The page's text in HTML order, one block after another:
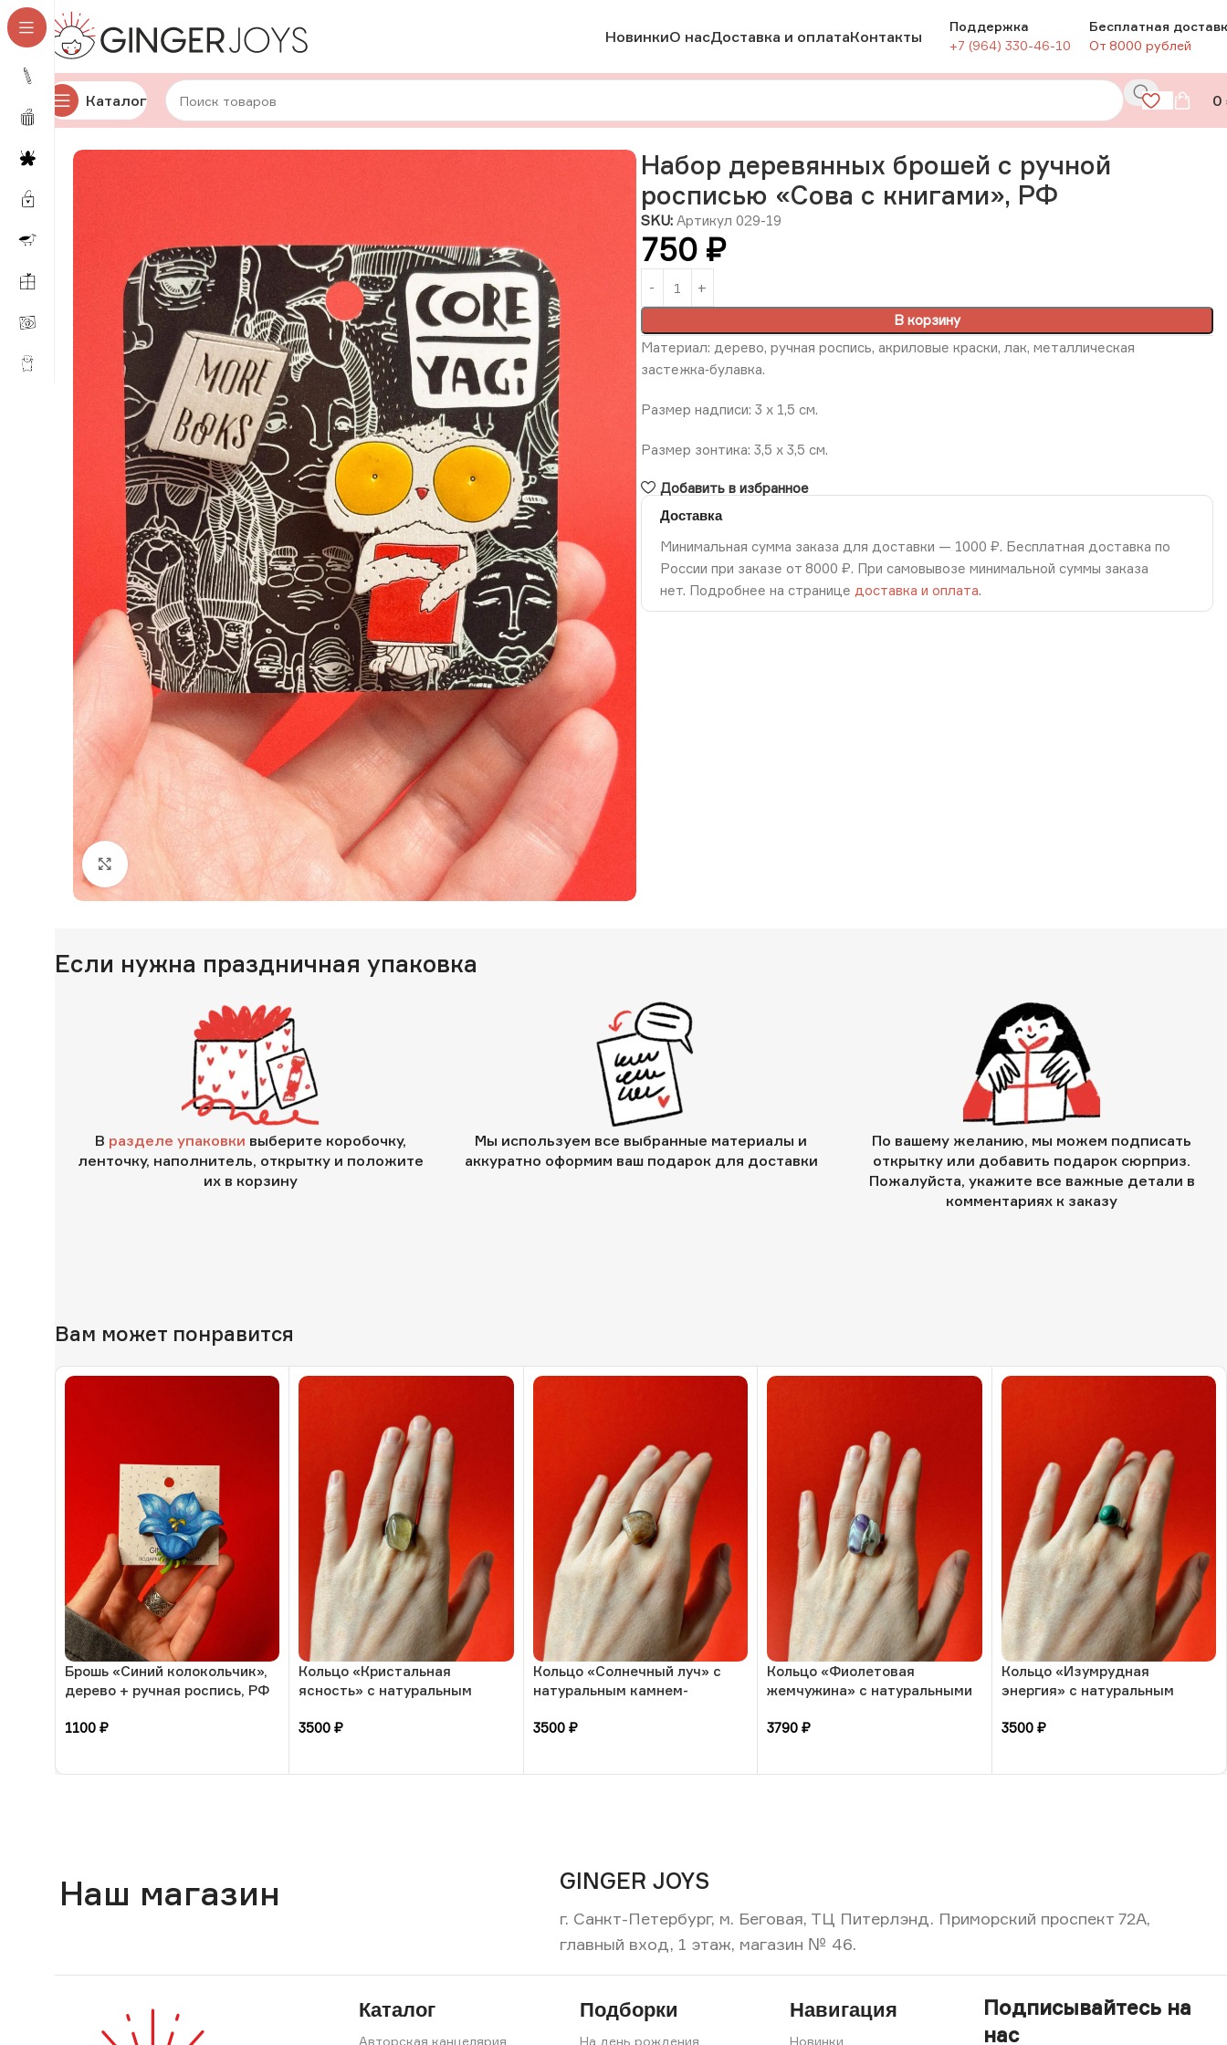
НовинкиО насДоставка и оплатаКонтакты
Поддержка
+7 (964) 330-46-10
Бесплатная
От 8000 рублей
Каталог 0
Главная Украшения Брошки и значки Деревянные брошки Набор деревянных брошей с ручной росписью «Сова с книгами», РФ
Нажмите, чтобы увеличить изображение
Набор деревянных брошей с ручной
росписью «Сова с книгами», РФ
SKU: Артикул 029-19
750 ₽
В корзину
Материал: дерево, ручная роспись, акриловые краски, лак, металлическая
застежка‑булавка.
Размер надписи: 3 х 1,5 см.
Размер зонтика: 3,5 х 3,5 см.
Добавить в избранное
Доставка
Минимальная сумма заказа для доставки — 1000 ₽. Бесплатная доставка по
России при заказе от 8000 ₽. При самовывозе минимальной суммы заказа
нет. Подробнее на странице доставка и оплата.
Если нужна праздничная упаковка
В разделе упаковки выберите коробочку,
ленточку, наполнитель, открытку и положите
их в корзину
Мы используем все выбранные материалы и
аккуратно оформим ваш подарок для доставки
По вашему желанию, мы можем подписать
открытку или добавить подарок сюрприз.
Пожалуйста, укажите все важные детали в
комментариях к заказу
Вам может понравится
Брошь «Синий колокольчик»,
дерево + ручная роспись, РФ
1100 ₽
Кольцо «Кристальная
ясность» с натуральным
17 размера, РБ
3500₽
Кольцо «Солнечный луч» с
натуральным камнем-
размера, РБ
3500 ₽
Кольцо «Фиолетовая
жемчужина» с натуральными
размера, РБ
3790₽
Кольцо «Изумрудная
энергия» с натуральным
РБ
3500 ₽
Наш магазин GINGER JOYS
г. Санкт-Петербург, м. Беговая, ТЦ Питерлэнд. Приморский проспект 72А,
главный вход, 1 этаж, магазин № 46.
Каталог
Авторская канцелярия
Подборки
На день рождения
Навигация
Новинки
Подписывайтесь на
нас